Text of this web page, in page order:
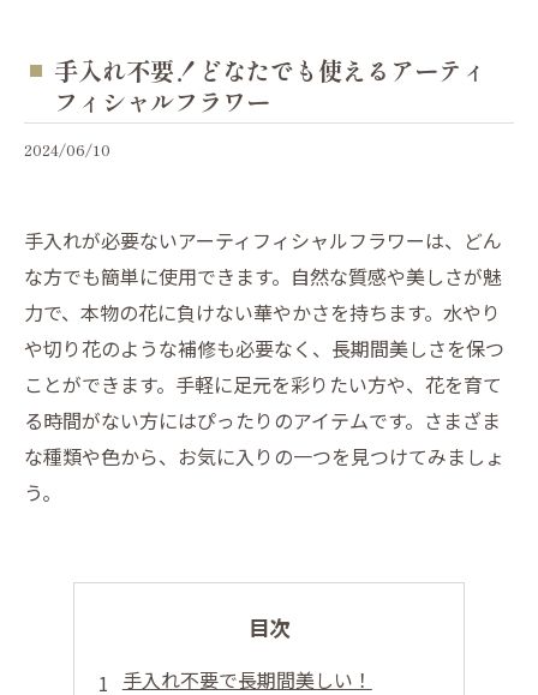
手入れ不要！どなたでも使えるアーティ
フィシャルフラワー
2024/06/10
手入れが必要ないアーティフィシャルフラワーは、どん
な方でも簡単に使用できます。自然な質感や美しさが魅
力で、本物の花に負けない華やかさを持ちます。水やり
や切り花のような補修も必要なく、長期間美しさを保つ
ことができます。手軽に足元を彩りたい方や、花を育て
る時間がない方にはぴったりのアイテムです。さまざま
な種類や色から、お気に入りの一つを見つけてみましょ
う。
目次
手入れ不要で長期間美しい！